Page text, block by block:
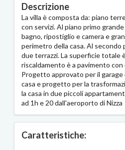
Descrizione
La villa è composta da: piano
con servizi. Al piano primo
bagno, ripostiglio e camera e
perimetro della casa. Al secondo
due terrazzi. La superficie totale
riscaldamento è a pavimento con
Progetto approvato per il garage
casa e progetto per la
la casa in due piccoli
ad 1h e 20 dall'aeroporto di Nizza
Caratteristiche: